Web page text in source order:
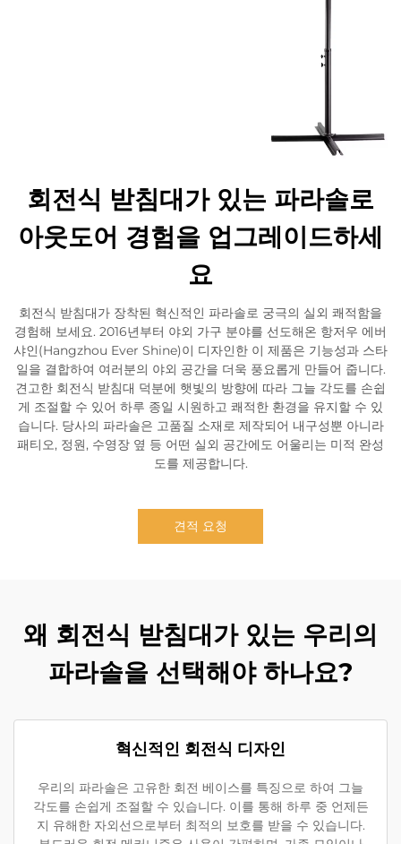
회전식 받침대가 있는 파라솔로
아웃도어 경험을 업그레이드하세
요
회전식 받침대가 장착된 혁신적인 파라솔로 궁극의 실외 쾌적함을
경험해 보세요. 2016년부터 야외 가구 분야를 선도해온 항저우 에버
샤인(Hangzhou Ever Shine)이 디자인한 이 제품은 기능성과 스타
일을 결합하여 여러분의 야외 공간을 더욱 풍요롭게 만들어 줍니다.
견고한 회전식 받침대 덕분에 햇빛의 방향에 따라 그늘 각도를 손쉽
게 조절할 수 있어 하루 종일 시원하고 쾌적한 환경을 유지할 수 있
습니다. 당사의 파라솔은 고품질 소재로 제작되어 내구성뿐 아니라
패티오, 정원, 수영장 옆 등 어떤 실외 공간에도 어울리는 미적 완성
도를 제공합니다.
견적 요청
왜 회전식 받침대가 있는 우리의
파라솔을 선택해야 하나요?
혁신적인 회전식 디자인
우리의 파라솔은 고유한 회전 베이스를 특징으로 하여 그늘
각도를 손쉽게 조절할 수 있습니다. 이를 통해 하루 중 언제든
지 유해한 자외선으로부터 최적의 보호를 받을 수 있습니다.